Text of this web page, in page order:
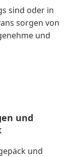
sind oder in
sorgen von
und
und
und